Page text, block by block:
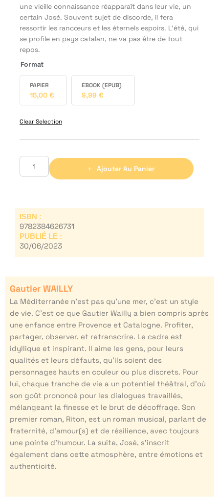
une vieille connaissance réapparaît dans leur vie, un
certain José. Souvent sujet de discorde, il fera
ressortir les rancœurs et les éternels espoirs. L'été, qui
se profile en pays catalan, ne va pas être de tout
repos.
Format
PAPIER
15,00 €
EBOOK (EPUB)
9,99 €
Clear Selection
Ajouter Au Panier
ISBN :
9782384626731
PUBLIÉ LE :
30/06/2023
Gautier WAILLY
La Méditerranée n’est pas qu’une mer, c’est un style
de vie. C’est ce que Gautier Wailly a bien compris après
une enfance entre Provence et Catalogne. Profiter,
partager, observer, et retranscrire. Le cadre est
idyllique et inspirant. Il aime les gens, pour leurs
qualités et leurs défauts, qu’ils soient des
personnages hauts en couleur ou plus discrets. Pour
lui, chaque tranche de vie a un potentiel théâtral, d’où
son goût prononcé pour les dialogues travaillés,
mélangeant la finesse et le brut de décoffrage. Son
premier roman, Riton, est un roman musical, parlant de
fraternité, d’amour(s) et de résilience, avec toujours
une pointe d’humour. La suite, José, s’inscrit
également dans cette atmosphère, entre émotions et
authenticité.